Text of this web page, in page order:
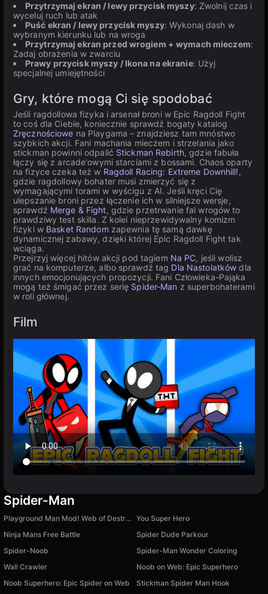
Przytrzymaj ekran / lewy przycisk myszy: Zwolnij czas i
wyceluj ruch lub atak
Puść ekran / lewy przycisk myszy: Wykonaj dash w
wybranym kierunku lub na wroga
Przytrzymaj ekran przed wrogiem + wymach mieczem:
Zadaj obrażenia w zwarciu
Prawy przycisk myszy / Ikona na ekranie: Użyj
specjalnej umiejętności
Gry, które mogą Ci się spodobać
Jeśli ragdollowa fizyka i arsenał broni w Epic Ragdoll Fight
to coś dla Ciebie, koniecznie sprawdź bogaty katalog
Zręcznościowe na Playgama – znajdziesz tam mnóstwo
szybkich akcji. Fani machania mieczem i strzelania jako
stickman powinni odpalić Stickman Rebirth, gdzie fabuła
łączy się z arcade'owymi starciami z bossami. Chaos oparty
na fizyce czeka też w Ragdoll Racing: Extreme Downhill!,
gdzie ragdollowy bohater musi zmierzyć się z
wymagającymi torami w wyścigu z AI. Jeśli kręci Cię
ulepszanie broni przez łączenie ich w silniejsze wersje,
sprawdź Merge & Fight, gdzie przetrwanie fal wrogów to
prawdziwy test skilla. Z kolei nieprzewidywalny komizm
fizyki w Basket Random zapewnia tę samą dawkę
dynamicznej zabawy, dzięki której Epic Ragdoll Fight tak
wciąga.
Przejrzyj więcej hitów akcji pod tagiem Na PC, jeśli wolisz
grać na komputerze, albo sprawdź tag Dla Nastolatków dla
innych emocjonujących propozycji. Fani Człowieka-Pająka
mogą też śmigać przez serię Spider-Man z superbohaterami
w roli głównej.
Film
Spider-Man
Playground Man Mod! Web of Destruction! You Super Hero
Ninja Mans Free Battle
Spider Dude Parkour
Spider-Noob
Spider-Man Wonder Coloring
Wall Crawler
Noob on Web: Epic Superhero
Noob Superhero: Epic Spider on Web
Stickman Spider Man Hook